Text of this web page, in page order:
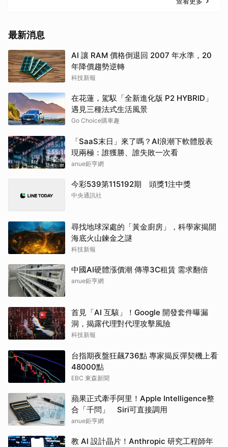
最新消息
AI 讓 RAM 價格倒退回 2007 年水準，20
年降價趨勢逆轉
科技新報
在花蓮，駕馭「全新進化版 P2 HYBRID」
遇見三種法式生活風景
Go Choice購車趣
「SaaS末日」來了嗎？AI浪潮下軟體股表
現兩極：誰獲勝、誰失敗一次看
anue鉅亨網
今彩539第115192期 頭獎1注中獎
中央通訊社
尋找地球深處的「黃金廚房」，科學家揭開
海底火山鍊金之謎
科技新報
中國AI硬體漲價潮 傳導3C租賃 需求翻倍
anue鉅亨網
首見「AI 互駭」！Google 開發套件曝漏
洞，揭露代理對代理攻擊風險
科技新報
台指期夜盤狂飆736點 專家揭反彈契機上看
48000點
EBC 東森新聞
蘋果正式牽手阿里！Apple Intelligence整
合「千問」 Siri可直接調用
anue鉅亨網
教 AI 設計晶片！Anthropic 研究工程師年